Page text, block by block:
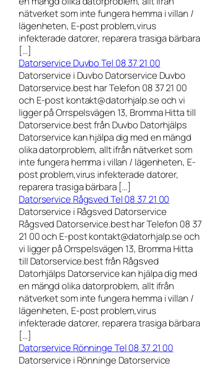
nätverket som inte fungera hemma i villan /
lägenheten, E-post problem,virus
infekterade datorer, reparera trasiga bärbara
[…]
Datorservice Duvbo Tel 08 37 21 00
Datorservice i Duvbo Datorservice Duvbo
Datorservice.best har Telefon 08 37 21 00
och E-post kontakt@datorhjalp.se och vi
ligger på Orrspelsvägen 13, Bromma Hitta till
Datorservice.best från Duvbo Datorhjälps
Datorservice kan hjälpa dig med en mängd
olika datorproblem, allt ifrån nätverket som
inte fungera hemma i villan / lägenheten, E-
post problem,virus infekterade datorer,
reparera trasiga bärbara […]
Datorservice Rågsved Tel 08 37 21 00
Datorservice i Rågsved Datorservice
Rågsved Datorservice.best har Telefon 08 37
21 00 och E-post kontakt@datorhjalp.se och
vi ligger på Orrspelsvägen 13, Bromma Hitta
till Datorservice.best från Rågsved
Datorhjälps Datorservice kan hjälpa dig med
en mängd olika datorproblem, allt ifrån
nätverket som inte fungera hemma i villan /
lägenheten, E-post problem,virus
infekterade datorer, reparera trasiga bärbara
[…]
Datorservice Rönninge Tel 08 37 21 00
Datorservice i Rönninge Datorservice